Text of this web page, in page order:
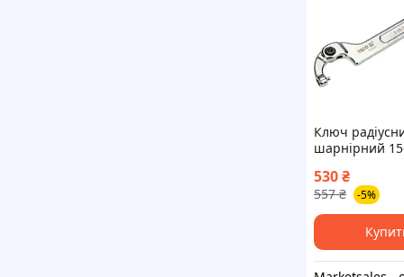
Ключ
шарнірний
(Польща)
530₴
557 ₴ -5%